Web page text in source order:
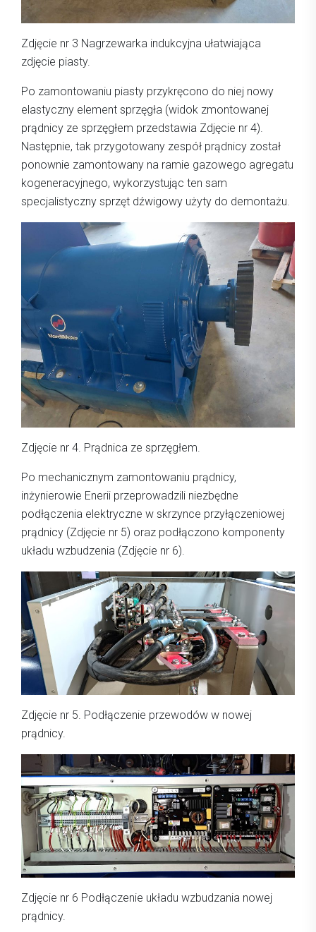
Zdjęcie nr 3 Nagrzewarka indukcyjna ułatwiająca
zdjęcie piasty.
Po zamontowaniu piasty przykręcono do niej nowy
elastyczny element sprzęgła (widok zmontowanej
prądnicy ze sprzęgłem przedstawia Zdjęcie nr 4).
Następnie, tak przygotowany zespół prądnicy został
ponownie zamontowany na ramie gazowego agregatu
kogeneracyjnego, wykorzystując ten sam
specjalistyczny sprzęt dźwigowy użyty do demontażu.
Zdjęcie nr 4. Prądnica ze sprzęgłem.
Po mechanicznym zamontowaniu prądnicy,
inżynierowie Enerii przeprowadzili niezbędne
podłączenia elektryczne w skrzynce przyłączeniowej
prądnicy (Zdjęcie nr 5) oraz podłączono komponenty
układu wzbudzenia (Zdjęcie nr 6).
Zdjęcie nr 5. Podłączenie przewodów w nowej
prądnicy.
Zdjęcie nr 6 Podłączenie układu wzbudzania nowej
prądnicy.